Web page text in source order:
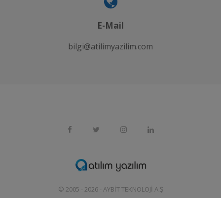
E-Mail
bilgi@atilimyazilim.com
© 2005 - 2026 - AYBIT TEKNOLOJI A.Ş